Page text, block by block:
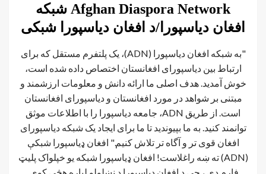
Afghan Diaspora Network شبکه
افغان دیاسپورا/د افغان دیاسپورا شبکی
"به شبکه افغان دیاسپورا (ADN)، یک پلتفرم مستقل که برای
ارتباط بین دیاسپورای افغانستان اختصاص داده شده است،
خوش آمدید. هدف اصلی ما ارائه دانش و معلومات ارزشمند و
مبتنی بر شواهد در مورد افغانستان و دیاسپورای افغانستان
است. از طریق ADN، جامعه دیاسپورا را با اطلاعات موثق
توانمند کنید. به ما بپیوندید تا ما برای ایجاد یک شبکه دیاسپورای
افغان قوی تر و آگاه تر تلاش کنیم." افغان ډیاسپورا شبکې
(ADN) ته ښه راغلاست! افغان ډياسپورا شبکه یو خپلواک پلیټ
فارم دی ، چې د افغان ډیاسپورا د نښلولو لپاره هڅې کوي.